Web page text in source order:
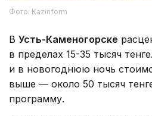
Фото: Kazinform
В Усть-Каменогорске
в пределах 15-35 тысяч
и в новогоднюю ночь
выше — около 50 тысяч
программу.